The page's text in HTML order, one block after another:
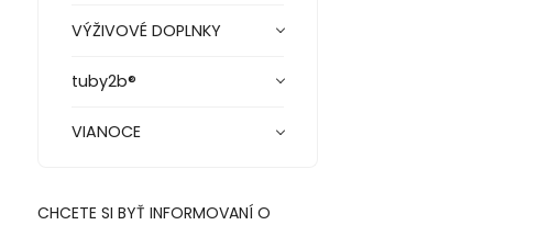
VÝŽIVOVÉ DOPLNKY
tuby2b®
VIANOCE
CHCETE SI BYŤ INFORMOVANÍ O